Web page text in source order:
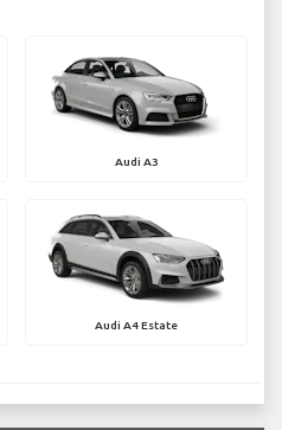
Audi A3
Audi A4 Estate